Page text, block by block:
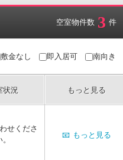
空室物件数 3 件
敷金なし 即入居可 南向き
状況 もっと見る
せくださ
📧 もっと見る